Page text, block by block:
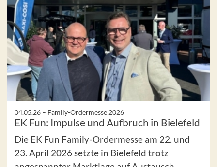
04.05.26 – Family-Ordermesse 2026
EK Fun: Impulse und Aufbruch in Bielefeld
Die EK Fun Family-Ordermesse am 22. und
23. April 2026 setzte in Bielefeld trotz